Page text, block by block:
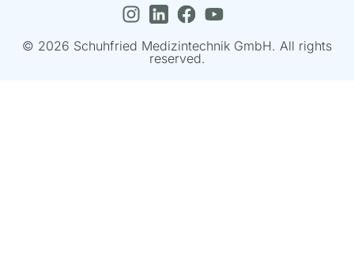
© 2026 Schuhfried Medizintechnik GmbH. All rights
reserved.